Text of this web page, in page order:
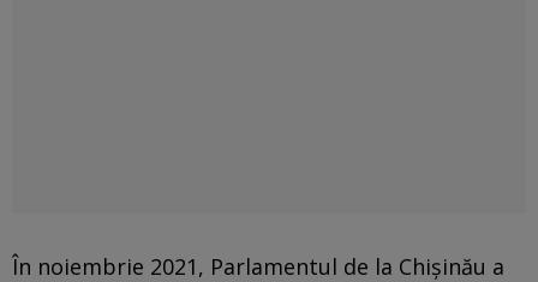
În noiembrie 2021, Parlamentul de la Chișinău a